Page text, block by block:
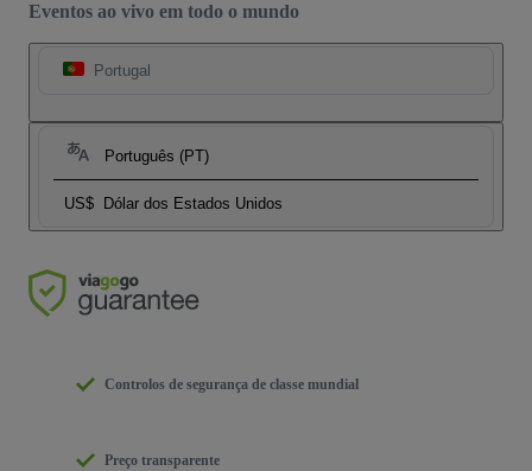
Eventos ao vivo em todo o mundo
Portugal
Português (PT)
US$ Dólar dos Estados Unidos
Controlos de segurança de classe mundial
Preço transparente